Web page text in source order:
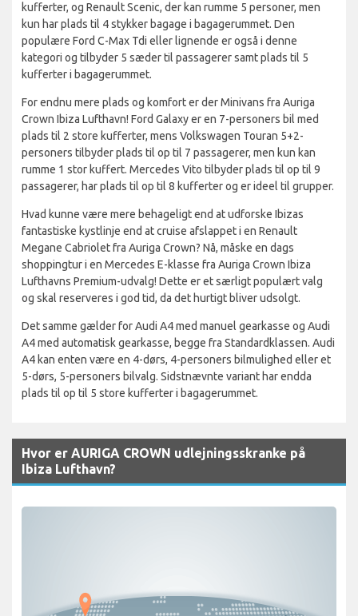
kufferter, og Renault Scenic, der kan rumme 5 personer, men
kun har plads til 4 stykker bagage i bagagerummet. Den
populære Ford C-Max Tdi eller lignende er også i denne
kategori og tilbyder 5 sæder til passagerer samt plads til 5
kufferter i bagagerummet.
For endnu mere plads og komfort er der Minivans fra Auriga
Crown Ibiza Lufthavn! Ford Galaxy er en 7-personers bil med
plads til 2 store kufferter, mens Volkswagen Touran 5+2-
personers tilbyder plads til op til 7 passagerer, men kun kan
rumme 1 stor kuffert. Mercedes Vito tilbyder plads til op til 9
passagerer, har plads til op til 8 kufferter og er ideel til grupper.
Hvad kunne være mere behageligt end at udforske Ibizas
fantastiske kystlinje end at cruise afslappet i en Renault
Megane Cabriolet fra Auriga Crown? Nå, måske en dags
shoppingtur i en Mercedes E-klasse fra Auriga Crown Ibiza
Lufthavns Premium-udvalg! Dette er et særligt populært valg
og skal reserveres i god tid, da det hurtigt bliver udsolgt.
Det samme gælder for Audi A4 med manuel gearkasse og Audi
A4 med automatisk gearkasse, begge fra Standardklassen. Audi
A4 kan enten være en 4-dørs, 4-personers bilmulighed eller et
5-dørs, 5-personers bilvalg. Sidstnævnte variant har endda
plads til op til 5 store kufferter i bagagerummet.
Hvor er AURIGA CROWN udlejningsskranke på
Ibiza Lufthavn?